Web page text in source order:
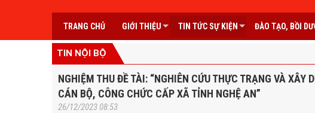
TRANG CHỦ GIỚI THIỆU TIN TỨC SỰ KIỆN ĐÀO TẠO, BỒI
TIN NỘI BỘ
NGHIỆM THU ĐỀ TÀI: “NGHIÊN CỨU THỰC TRẠNG VÀ XÂY
CÁN BỘ, CÔNG CHỨC CẤP XÃ TỈNH NGHỆ AN”
26/12/2023 08:53